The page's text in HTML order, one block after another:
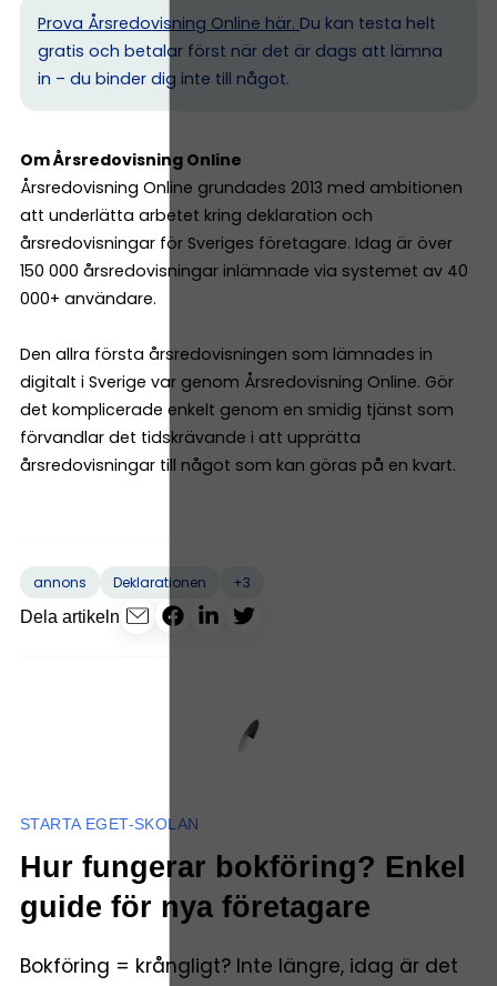
Prova Årsredovisning Online här. Du kan testa helt
gratis och betalar först när det är dags att lämna
in – du binder dig inte till något.
Om Årsredovisning Online
Årsredovisning Online grundades 2013 med ambitionen
att underlätta arbetet kring deklaration och
årsredovisningar för Sveriges företagare. Idag är över
150 000 årsredovisningar inlämnade via systemet av 40
000+ användare.
Den allra första årsredovisningen som lämnades in
digitalt i Sverige var genom Årsredovisning Online. Gör
det komplicerade enkelt genom en smidig tjänst som
förvandlar det tidskrävande i att upprätta
årsredovisningar till något som kan göras på en kvart.
annons Deklarationen
+3
Dela artikeln
STARTA EGET-SKOLAN
Hur fungerar bokföring? Enkel
guide för nya företagare
Bokföring = krångligt? Inte längre, idag är det